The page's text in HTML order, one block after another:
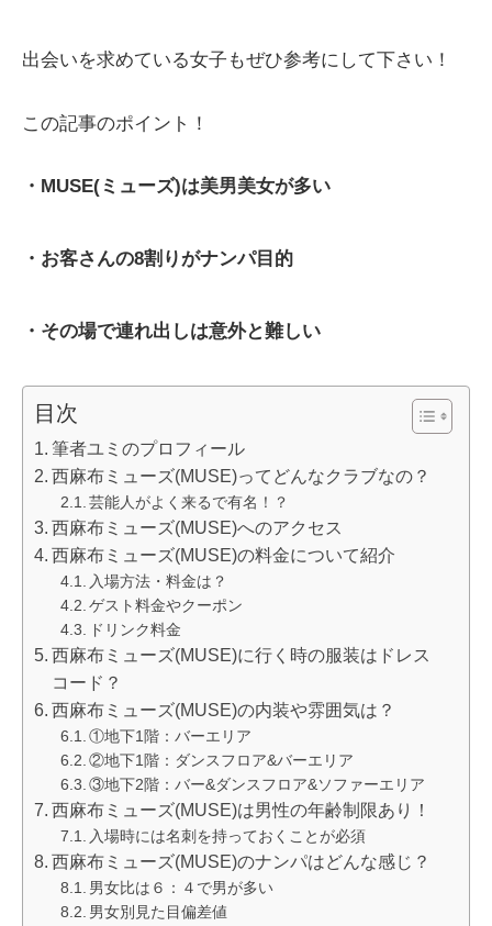
出会いを求めている女子もぜひ参考にして下さい！
この記事のポイント！
・MUSE(ミューズ)は美男美女が多い
・お客さんの8割りがナンパ目的
・その場で連れ出しは意外と難しい
目次
筆者ユミのプロフィール
西麻布ミューズ(MUSE)ってどんなクラブなの？
芸能人がよく来るで有名！？
西麻布ミューズ(MUSE)へのアクセス
西麻布ミューズ(MUSE)の料金について紹介
入場方法・料金は？
ゲスト料金やクーポン
ドリンク料金
西麻布ミューズ(MUSE)に行く時の服装はドレス
コード？
西麻布ミューズ(MUSE)の内装や雰囲気は？
①地下1階：バーエリア
②地下1階：ダンスフロア&バーエリア
③地下2階：バー&ダンスフロア&ソファーエリア
西麻布ミューズ(MUSE)は男性の年齢制限あり！
入場時には名刺を持っておくことが必須
西麻布ミューズ(MUSE)のナンパはどんな感じ？
男女比は６：４で男が多い
男女別見た目偏差値